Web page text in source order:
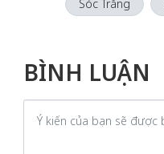
Sóc Trăng
BÌNH LUẬN